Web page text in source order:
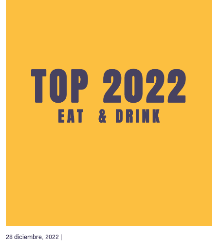
28 diciembre, 2022 |